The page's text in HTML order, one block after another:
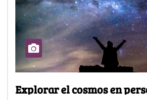
Explorar el cosmos en